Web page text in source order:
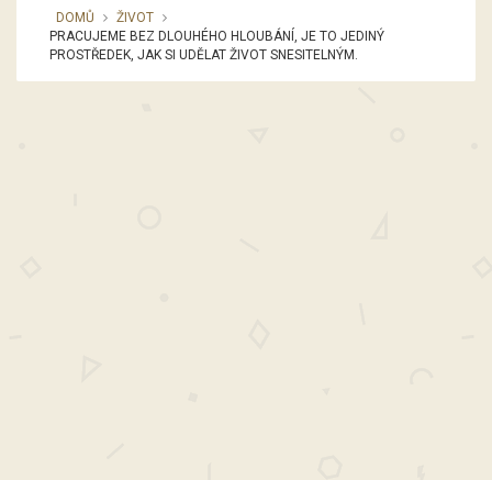
DOMŮ
ŽIVOT
PRACUJEME BEZ DLOUHÉHO HLOUBÁNÍ, JE TO JEDINÝ
PROSTŘEDEK, JAK SI UDĚLAT ŽIVOT SNESITELNÝM.